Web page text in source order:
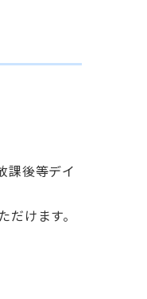
課後等デイ
だけます。